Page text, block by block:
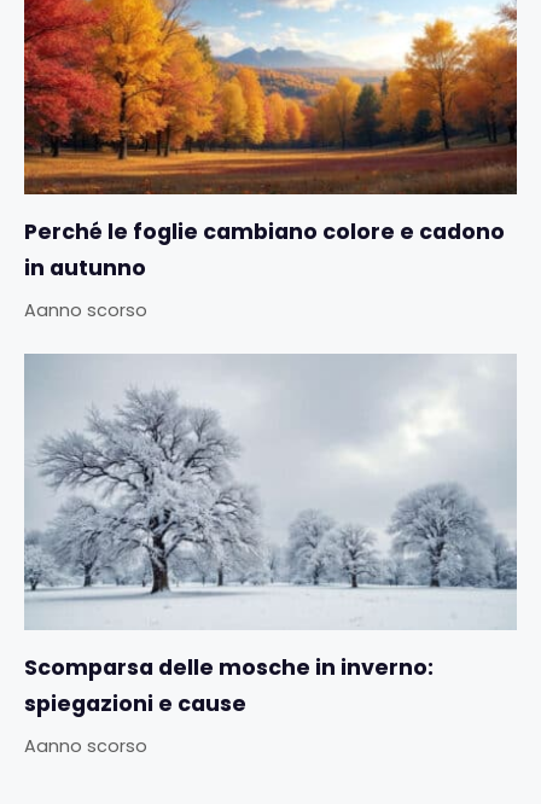
Perché le foglie cambiano colore e cadono
in autunno
Aanno scorso
Scomparsa delle mosche in inverno:
spiegazioni e cause
Aanno scorso